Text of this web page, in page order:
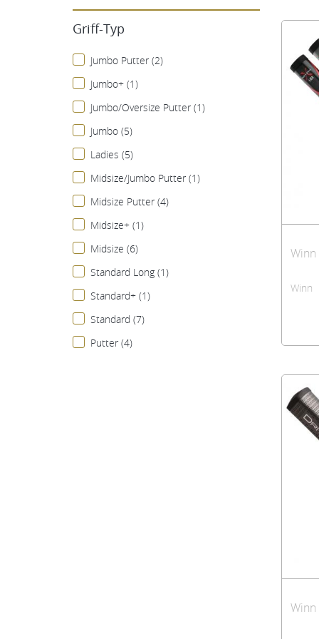
Die Winn Lite Technologie nutzt eine leichten
höhere Schwunggeschwindigkeiten, ein besseres
Griff-Typ
Jumbo Putter (2)
Jumbo+ (1)
Jumbo/Oversize Putter (1)
Jumbo (5)
Ladies (5)
Midsize/Jumbo Putter (1)
Midsize Putter (4)
Midsize+ (1)
Midsize (6)
Standard Long (1)
Standard+ (1)
Standard (7)
Putter (4)
Winn